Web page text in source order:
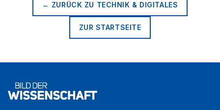
← ZURÜCK ZU TECHNIK & DIGITALES
ZUR STARTSEITE